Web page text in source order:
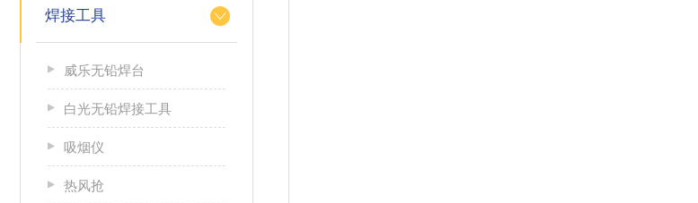
焊接工具
威乐无铅焊台
白光无铅焊接工具
吸烟仪
热风抢